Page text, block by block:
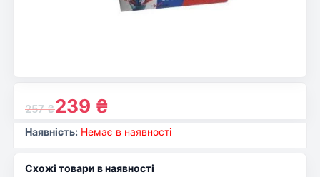
257₴239 ₴
Наявність: Немає в наявності
Схожі товари в наявності